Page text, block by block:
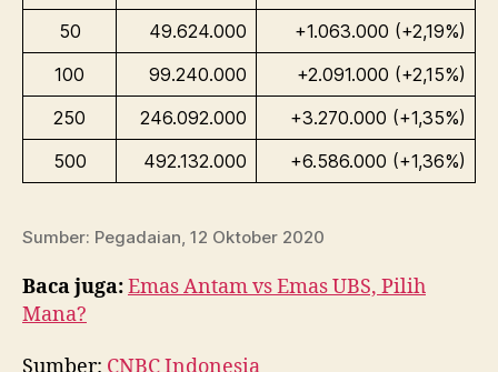
50
49.624.000
+1.063.000 (+2,19%)
100
99.240.000
+2.091.000 (+2,15%)
250
246.092.000
+3.270.000 (+1,35%)
500
492.132.000 +6.586.000 (+1,36%)
Sumber: Pegadaian, 12 Oktober 2020
Baca juga:Emas Antam vs Emas UBS, Pilih
Mana?